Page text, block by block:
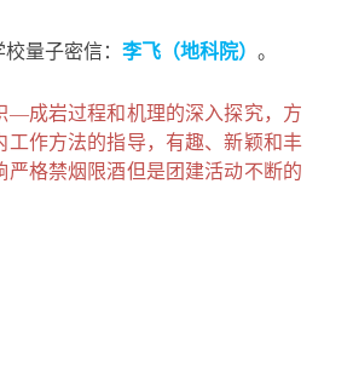
量子密信： 李飞（地科院） 。
—成岩过程和机理的深入探究，方
作方法的指导，有趣、新颖和丰
格禁烟限酒但是团建活动不断的